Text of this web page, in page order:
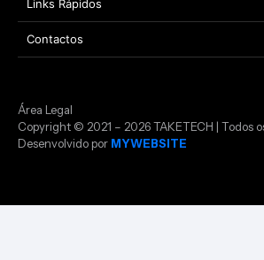
Links Rápidos
Contactos
Copyright © 2021 – 2026 TAKETECH | Todos
Desenvolvido por MYWEBSITE
Área Legal